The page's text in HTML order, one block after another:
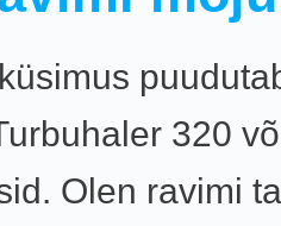
320
Olen ravimi